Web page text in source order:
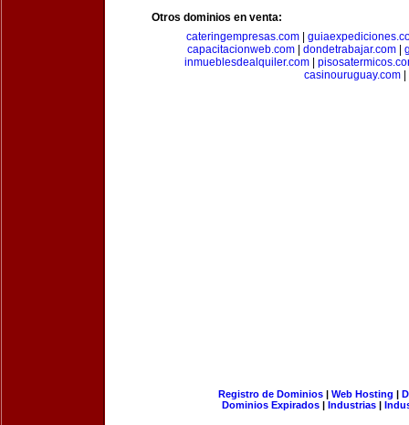
Otros dominios en venta:
cateringempresas.com|
capacitacionweb.com
dondetrabajar.com
inmueblesdealquiler.com|
casinouruguay.com
Registro de Dominios| Web Hosting |
Dominios Expirados | Industrias |